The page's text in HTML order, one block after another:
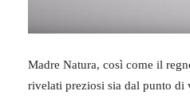
Madre Natura, così come il
rivelati preziosi sia dal punto di